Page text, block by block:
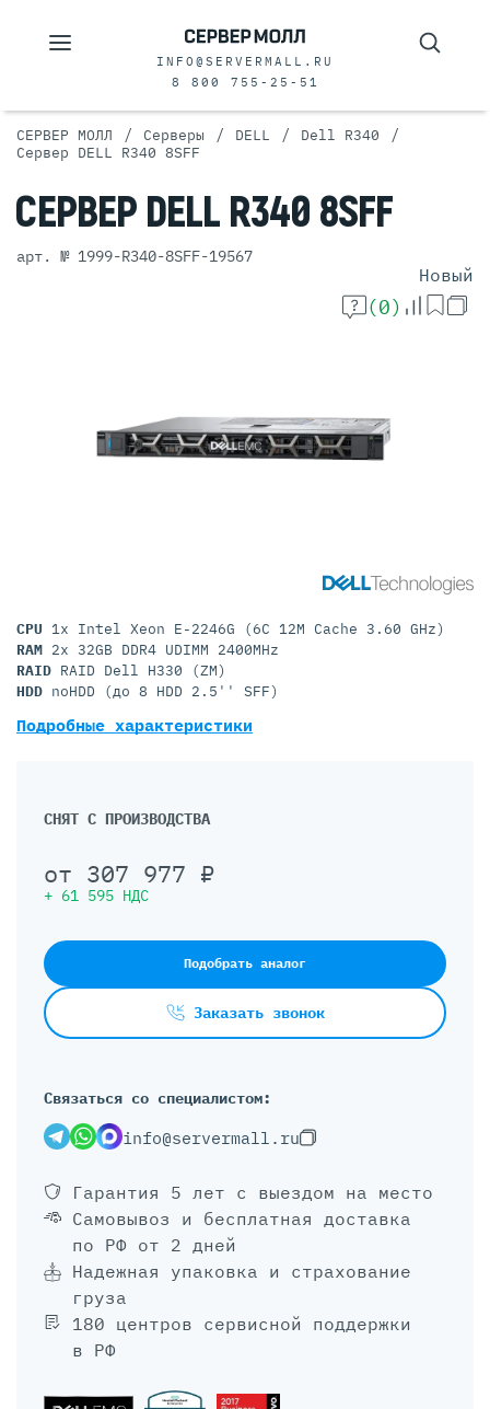
INFO@SERVERMALL.RU
8 800 755-25-51
СЕРВЕР МОЛЛ / Серверы / DELL / Dell R340 /
Сервер DELL R340 8SFF
СЕРВЕР DELL R340 8SFF
арт. № 1999-R340-8SFF-19567
Новый
(0)
СНЯТ С ПРОИЗВОДСТВА
от 307 977 ₽
+ 61 595 НДС
Подобрать аналог
Заказать звонок
Связаться со специалистом:
info@servermall.ru
Гарантия 5 лет с выездом на место
Самовывоз и бесплатная доставка
по РФ от 2 дней
Надежная упаковка и страхование
груза
180 центров сервисной поддержки
в РФ
CPU 1x Intel Xeon E-2246G (6C 12M Cache 3.60 GHz)
RAM 2x 32GB DDR4 UDIMM 2400MHz
RAID RAID Dell H330 (ZM)
HDD noHDD (до 8 HDD 2.5'' SFF)
Подробные характеристики